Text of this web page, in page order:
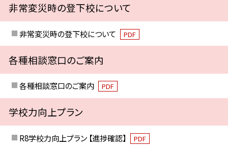
非常変災時の登下校について
非常変災時の登下校について PDF
各種相談窓口のご案内
各種相談窓口のご案内 PDF
学校力向上プラン
R8学校力向上プラン 【進捗確認】 PDF